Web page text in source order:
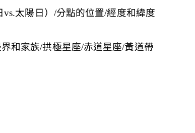
太陽日）/分點的位置/經度和緯度
和家族/拱極星座/赤道星座/黃道帶